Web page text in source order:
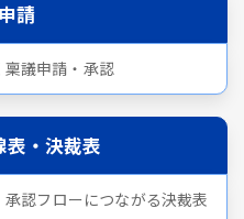
請
議申請・承認
・決裁表
認フローにつながる決裁表